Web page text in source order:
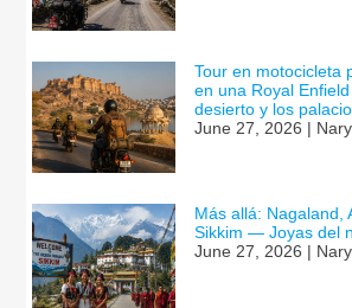
Tour en motocicleta
en una Royal
desierto y los
June 27, 2026 |
Más allá: Nagaland,
Sikkim — Joyas del
June 27, 2026 |